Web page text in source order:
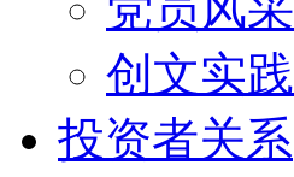
创文实践
投资者关系